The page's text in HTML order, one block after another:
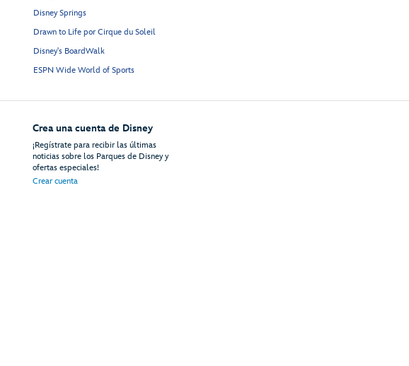
Disney Springs
Drawn to Life por Cirque du Soleil
Disney's BoardWalk
ESPN Wide World of Sports
Crea una cuenta de Disney
¡Regístrate para recibir las últimas
noticias sobre los Parques de Disney y
ofertas especiales!
Crear cuenta